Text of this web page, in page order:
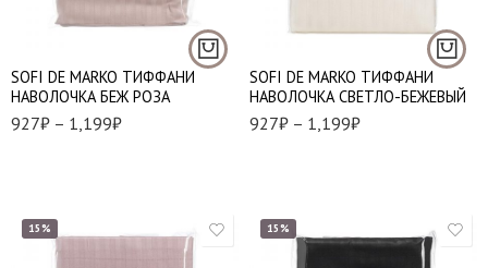
SOFI DE MARKO ТИФФАНИ
НАВОЛОЧКА БЕЖ РОЗА
927₽ – 1,199₽
70*70 - 1 шт.
SOFI DE MARKO ТИФФАНИ
НАВОЛОЧКА СВЕТЛО-БЕЖЕВЫЙ
927₽ – 1,199₽
15% 15%